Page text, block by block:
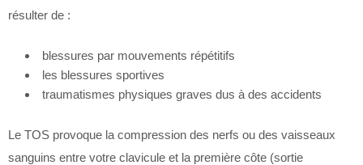
résulter de :
blessures par mouvements répétitifs
les blessures sportives
traumatismes physiques graves dus à des accidents
Le TOS provoque la compression des nerfs ou des vaisseaux
sanguins entre votre clavicule et la première côte (sortie